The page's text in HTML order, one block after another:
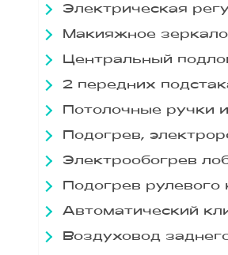
Электрическая
Макияжное
Центральный
2 передних
Потолочные ручки
Подогрев,
Электрообогрев
Подогрев рулевого
Автоматический
Воздуховод